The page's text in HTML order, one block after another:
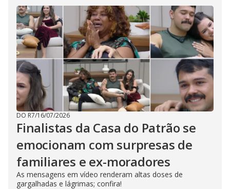
DO R7/16/07/2026
Finalistas da Casa do Patrão se
emocionam com surpresas de
familiares e ex-moradores
As mensagens em vídeo renderam altas doses de
gargalhadas e lágrimas; confira!